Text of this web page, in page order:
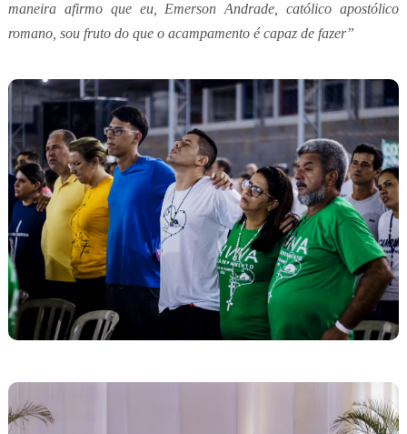
maneira afirmo que eu, Emerson Andrade, católico apostólico
romano, sou fruto do que o acampamento é capaz de fazer”